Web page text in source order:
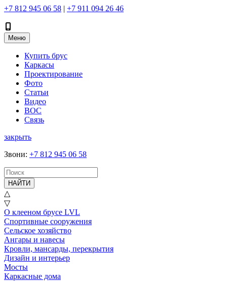
+7 812 945 06 58 | +7 911 094 26 46
Меню
Купить брус
Каркасы
Проектирование
Фото
Статьи
Видео
ВОС
Связь
закрыть
Звони: +7 812 945 06 58
НАЙТИ
△
▽
О клееном брусе LVL
Спортивные сооружения
Сельское хозяйство
Ангары и навесы
Кровли, мансарды, перекрытия
Дизайн и интерьер
Мосты
Каркасные дома